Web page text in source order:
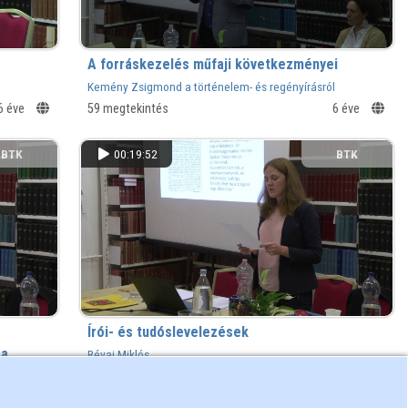
éve
A forráskezelés műfaji következményei
Kemény Zsigmond a történelem- és regényírásról
59 megtekintés 6 éve
BTK 00:19:52 BTK
Írói- és tudóslevelezések
Révai Miklós